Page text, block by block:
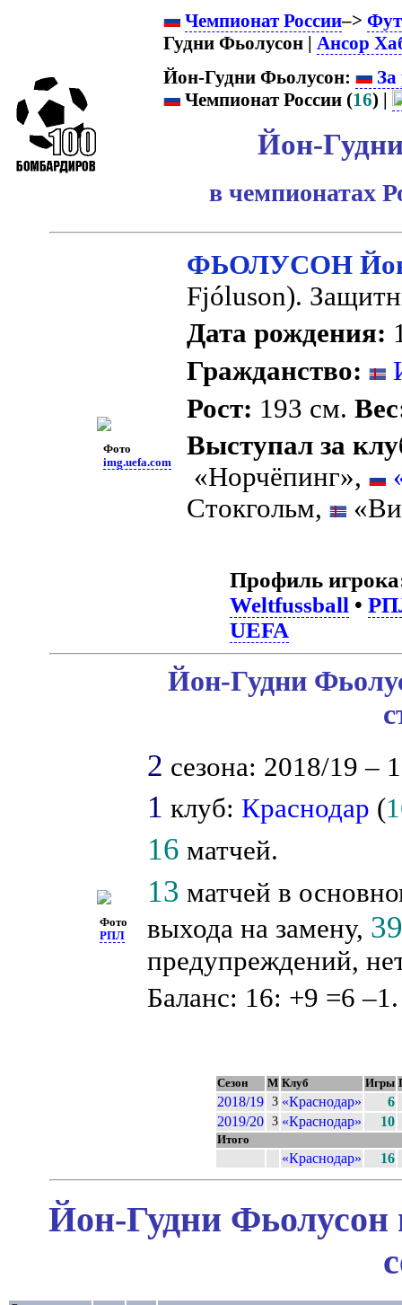
Чемпионат России–>
Гудни Фьолусон | Ансор
Йон-Гудни Фьолусон:
Чемпионат России (16) |
Йон-
в чемпионатах
Фото
img.uefa.com
ФЬОЛУСОН
Fjóluson).
Дата рождения:
Гражданство:
Рост: 193 см.
Выступал за
«Норчёпинг»,
Стокгольм,
Профиль
Weltfussball •
UEFA
Фото
РПЛ
Йон-Гудни
2 сезона: 2018/19 –
1 клуб: Краснодар (
16 матчей.
13 матчей в
выхода на замену,
предупреждений,
Баланс: 16: +9 =6 –1.
Сезон М Клуб Игры
2018/19 3 «Краснодар»
6
2019/20 3 «Краснодар» 10
Итого
«Краснодар» 16
Йон-Гудни Фьолусон